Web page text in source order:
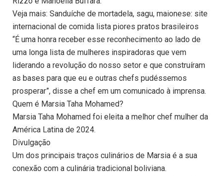
Veja mais: Sanduíche de mortadela, sagu, maionese: site
internacional de comida lista piores pratos brasileiros
“É uma honra receber esse reconhecimento ao lado de
uma longa lista de mulheres inspiradoras que vem
liderando a revolução do nosso setor e que construíram
as bases para que eu e outras chefs pudéssemos
prosperar”, disse a chef em um comunicado à imprensa.
Quem é Marsia Taha Mohamed?
Marsia Taha Mohamed foi eleita a melhor chef mulher da
América Latina de 2024.
Divulgação
Um dos principais traços culinários de Marsia é a sua
conexão com a culinária tradicional boliviana.